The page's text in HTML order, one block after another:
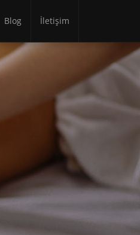
Blog İletişim